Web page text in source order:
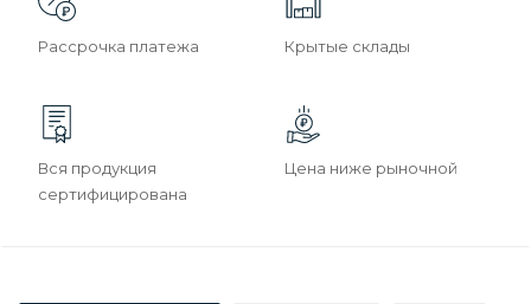
Рассрочка платежа Крытые склады
Вся продукция
сертифицирована
Цена ниже рыночной